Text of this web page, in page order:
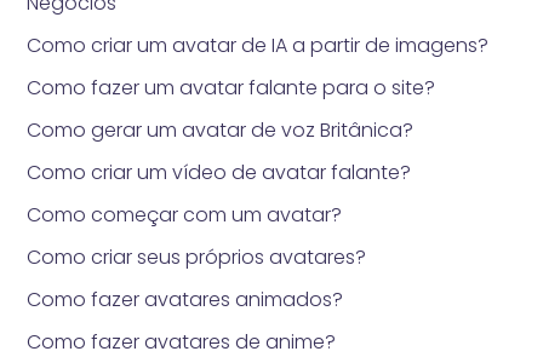
Como criar um avatar de IA a partir de imagens?
Como fazer um avatar falante para o site?
Como gerar um avatar de voz Britânica?
Como criar um vídeo de avatar falante?
Como começar com um avatar?
Como criar seus próprios avatares?
Como fazer avatares animados?
Como fazer avatares de anime?